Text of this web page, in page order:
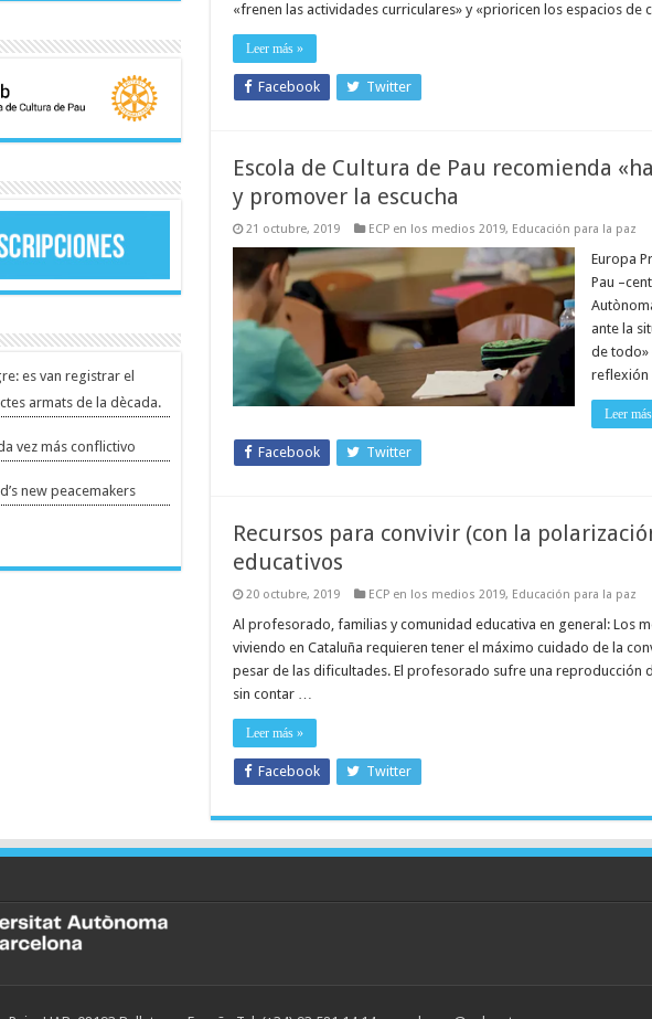
«frenen las actividades curriculares» y «prioricen los espacios de
Leer más »
Facebook Twitter
Escola de Cultura de Pau recomienda
y promover la escucha
21 octubre, 2019 ECP en los medios 2019, Educación para la paz
Europa
Pau
ante la
de todo»
reflexión
Leer
Facebook Twitter
Recursos para convivir (con la
educativos
20 octubre, 2019 ECP en los medios 2019, Educación para la paz
Al profesorado, familias y comunidad educativa en general: Los
viviendo en Cataluña requieren tener el máximo cuidado de la
pesar de las dificultades. El profesorado sufre una reproducción
sin contar …
Leer más »
Facebook Twitter
es van registrar el
armats de la dècada.
vez más conflictivo
new peacemakers